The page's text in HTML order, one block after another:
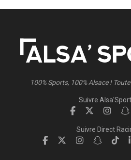
100% Sports, 100% Alsace !
Suivre
Suivre Direct